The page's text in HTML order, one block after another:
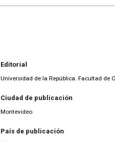
Editorial
Universidad de la República. Facultad de
Ciudad de publicación
Montevideo
País de publicación